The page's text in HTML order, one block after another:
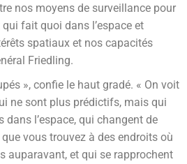
nos moyens de surveillance pour
fait quoi dans l’espace et
spatiaux et nos capacités
Friedling.
», confie le haut gradé. « On voit
ne sont plus prédictifs, mais qui
l’espace, qui changent de
vous trouvez à des endroits où
auparavant, et qui se rapprochent